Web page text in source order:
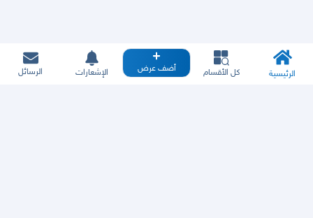
الرئيسية كل الأقسام أضف عرض الإشعارات الرسائل